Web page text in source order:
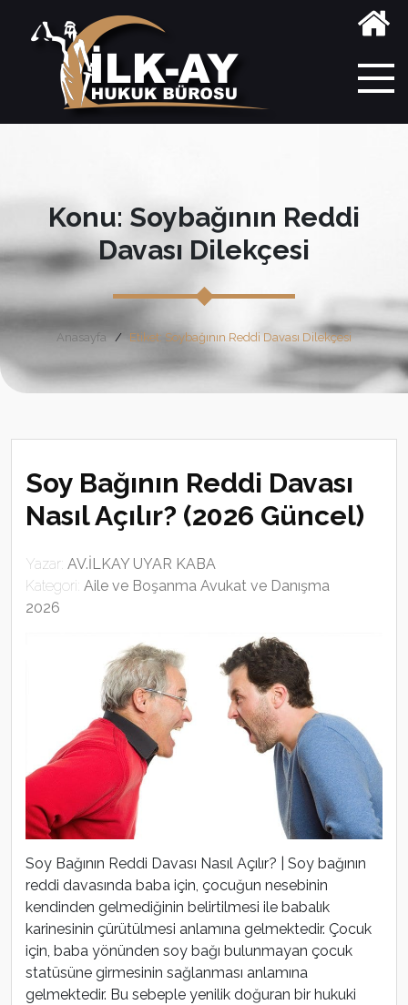
Konu: Soybağının Reddi
Davası Dilekçesi
Anasayfa Etiket: Soybağının Reddi Davası Dilekçesi
Soy Bağının Reddi Davası
Nasıl Açılır? (2026 Güncel)
Yazar: AV.İLKAY UYAR KABA
Kategori: Aile ve Boşanma Avukat ve Danışma
2026
Soy Bağının Reddi Davası Nasıl Açılır? | Soy bağının
reddi davasında baba için, çocuğun nesebinin
kendinden gelmediğinin belirtilmesi ile babalık
karinesinin çürütülmesi anlamına gelmektedir. Çocuk
için, baba yönünden soy bağı bulunmayan çocuk
statüsüne girmesinin sağlanması anlamına
gelmektedir. Bu sebeple yenilik doğuran bir hukuki